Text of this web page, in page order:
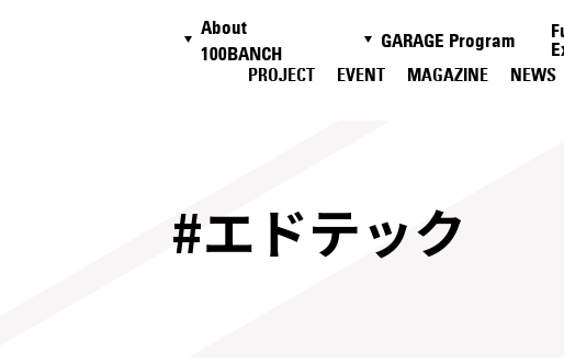
About
100BANCH
GARAGE Program
PROJECT
EVENT MAGAZINE NEWS
#エドテック